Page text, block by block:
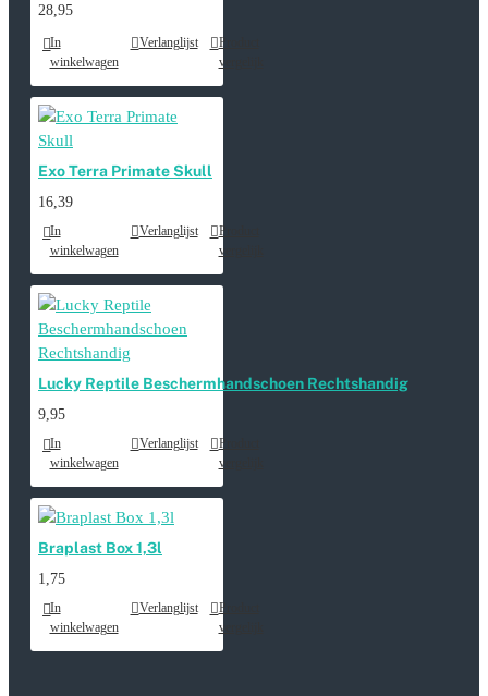
28,95
In
winkelwagen
Verlanglijst
Product
vergelijk
Exo Terra Primate Skull
16,39
In
winkelwagen
Verlanglijst
Product
vergelijk
Lucky Reptile Beschermhandschoen Rechtshandig
9,95
In
winkelwagen
Verlanglijst
Product
vergelijk
Braplast Box 1,3l
1,75
In
winkelwagen
Verlanglijst
Product
vergelijk